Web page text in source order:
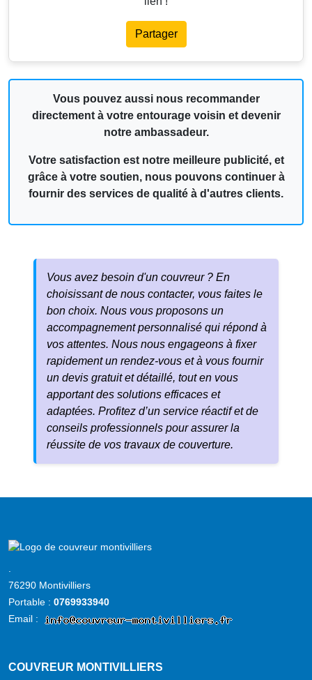
Partager
Vous pouvez aussi nous recommander
directement à votre entourage voisin et devenir
notre ambassadeur.
Votre satisfaction est notre meilleure publicité, et
grâce à votre soutien, nous pouvons continuer à
fournir des services de qualité à d'autres clients.
Vous avez besoin d'un couvreur ? En
choisissant de nous contacter, vous faites le
bon choix. Nous vous proposons un
accompagnement personnalisé qui répond à
vos attentes. Nous nous engageons à fixer
rapidement un rendez-vous et à vous fournir
un devis gratuit et détaillé, tout en vous
apportant des solutions efficaces et
adaptées. Profitez d’un service réactif et de
conseils professionnels pour assurer la
réussite de vos travaux de couverture.
Accueil
76290 Montivilliers
Portable : 0769933940
Email :
COUVREUR MONTIVILLIERS